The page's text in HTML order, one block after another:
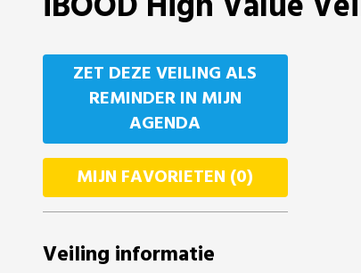
ZET DEZE VEILING ALS
REMINDER IN MIJN
AGENDA
MIJN FAVORIETEN (0)
Veiling informatie